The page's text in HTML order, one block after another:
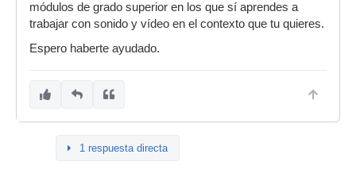
módulos de grado superior en los que sí aprendes a
trabajar con sonido y vídeo en el contexto que tu quieres.
Espero haberte ayudado.
1 respuesta directa